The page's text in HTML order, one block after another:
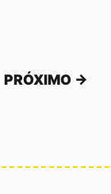
PRÓXIMO →